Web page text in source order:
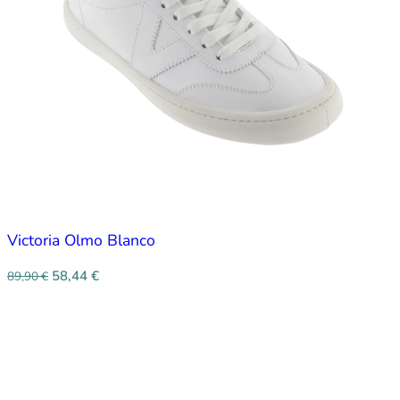
Victoria Olmo Blanco
89,90€ 58,44 €